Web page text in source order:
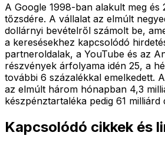
A Google 1998-ban alakult meg
tőzsdére. A vállalat az elmúlt
dollárnyi bevételről számolt be,
a keresésekhez kapcsolódó
partneroldalak, a YouTube és az
részvények árfolyama idén 25, a
további 6 százalékkal emelkedett.
az elmúlt három hónapban 4,3
készpénztartaléka pedig 61 milliárd
Kapcsolódó cikkek és